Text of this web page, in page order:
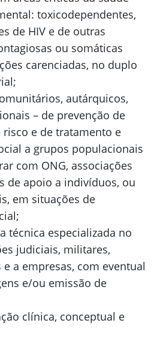
toxicodependentes,
de HIV e de outras
ou somáticas
carenciadas, no duplo
autárquicos,
– de prevenção de
e de tratamento e
a grupos populacionais
com ONG, associações
de apoio a indivíduos, ou
em situações de
técnica especializada no
judiciais, militares,
a empresas, com eventual
e/ou emissão de
clínica, conceptual e